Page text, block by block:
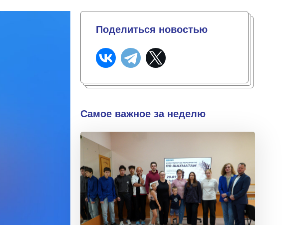
Поделиться новостью
Самое важное за неделю